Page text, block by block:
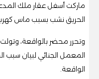
ماركت أسفل عقار ملك
الحريق نشب بسبب ماس
وتحرر محضر بالواقعة، وتولت
المعمل الجنائي لبيان سبب
الواقعة.